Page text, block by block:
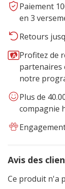
Paiement
en 3
Retours
Profitez de
partenaires
notre
Plus de
compagnie
Avis des
Ce produit n'a